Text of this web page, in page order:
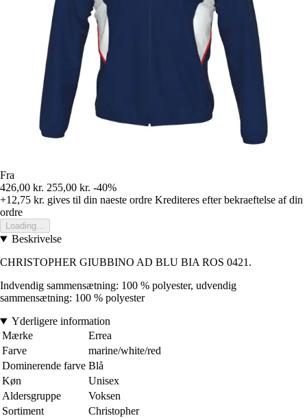
Fra
426,00 kr. 255,00 kr. -40%
+12,75 kr. gives til din naeste ordre Krediteres efter bekraeftelse af din
ordre
Loading...
Beskrivelse
CHRISTOPHER GIUBBINO AD BLU BIA ROS 0421.
Indvendig sammensætning: 100 % polyester, udvendig
sammensætning: 100 % polyester
Yderligere information
Mærke
Errea
Farve
marine/white/red
Dominerende farve Blå
Køn
Unisex
Aldersgruppe
Voksen
Sortiment
Christopher